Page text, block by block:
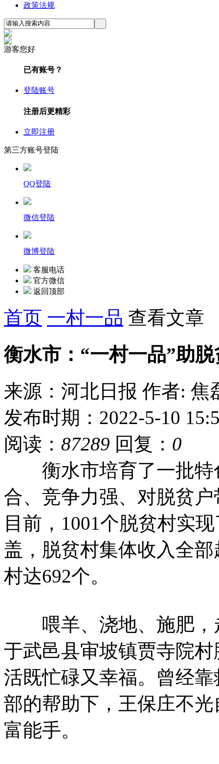
政策法规
游客您好
已有账号？
登陆账号
注册后更精彩
立即注册
第三方账号登陆
QQ登陆
微信登陆
微博登陆
客服电话
官方微信
返回顶部
首页 一村一品 查看文章
衡水市：“一村一品”助
来源：河北日报 作者: 焦
发布时期：2022-5-10
阅读： 87289 回复： 0
衡水市培育了一批特
合、竞争力强、对脱贫
目前，1001个脱贫村实
盖，脱贫村集体收入全
村达692个。
喂羊、浇地、施肥，
于武邑县审坡镇贾寺院
活既忙碌又幸福。曾经
部的帮助下，王保庄不
富能手。